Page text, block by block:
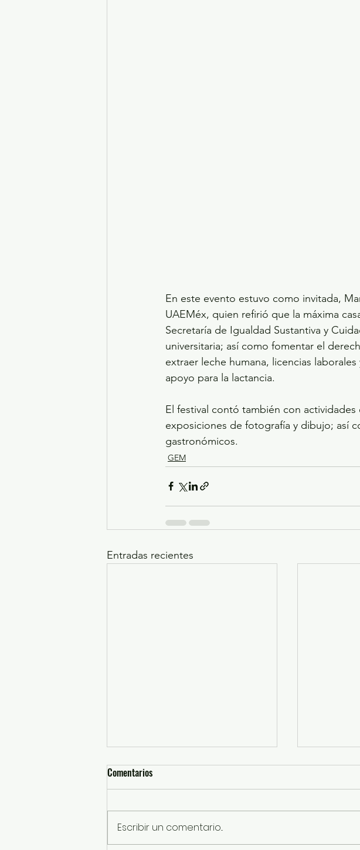
En este evento estuvo como invitada,
UAEMéx, quien refirió que la máxima
Secretaría de Igualdad Sustantiva y
universitaria; así como fomentar el
extraer leche humana, licencias
apoyo para la lactancia.
El festival contó también con
exposiciones de fotografía y dibujo; así
gastronómicos.
GEM
Entradas recientes
Comentarios
Escribir un comentario...